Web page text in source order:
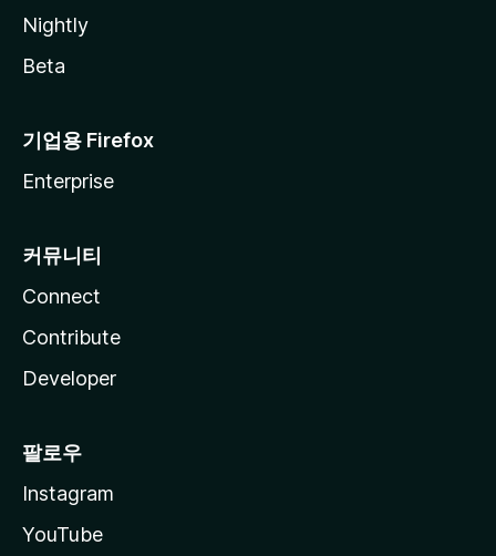
Nightly
Beta
기업용 Firefox
Enterprise
커뮤니티
Connect
Contribute
Developer
팔로우
Instagram
YouTube